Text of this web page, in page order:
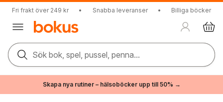
Fri frakt över 249 kr • Snabba leveranser • Billiga böcker
Sök bok, spel, pussel, penna...
Skapa nya rutiner – hälsoböcker upp till 50% →